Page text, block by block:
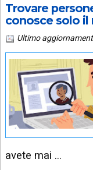
Trovare
conosce solo il
Ultimo
avete mai …